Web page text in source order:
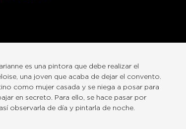
es una pintora que debe realizar el
una joven que acaba de dejar el convento.
como mujer casada y se niega a posar para
en secreto. Para ello, se hace pasar por
observarla de día y pintarla de noche.